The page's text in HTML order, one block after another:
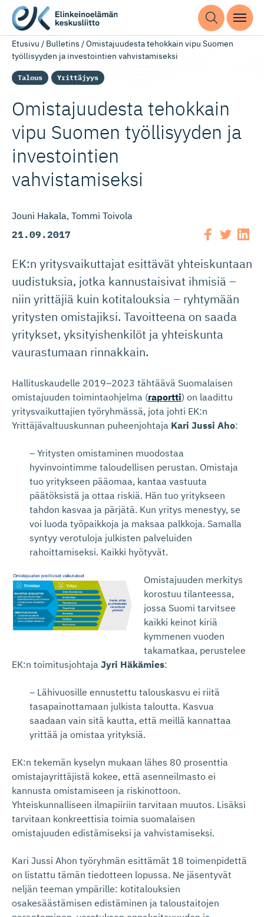
Etusivu / Bulletins /Omistajuudesta tehokkain vipu Suomen
työllisyyden ja investointien vahvistamiseksi
Talous Yrittäjyys
Omistajuudesta tehokkain
vipu Suomen työllisyyden ja
investointien
vahvistamiseksi
Jouni Hakala Tommi Toivola
21.09.2017
EK:n yritysvaikuttajat esittävät yhteiskuntaan
uudistuksia, jotka kannustaisivat ihmisiä –
niin yrittäjiä kuin kotitalouksia – ryhtymään
yritysten omistajiksi. Tavoitteena on saada
yritykset, yksityishenkilöt ja yhteiskunta
vaurastumaan rinnakkain.
Hallituskaudelle 2019–2023 tähtäävä Suomalaisen
omistajuuden toimintaohjelma (raportti) on laadittu
yritysvaikuttajien työryhmässä, jota johti EK:n
Yrittäjävaltuuskunnan puheenjohtaja Kari Jussi Aho:
– Yritysten omistaminen muodostaa
hyvinvointimme taloudellisen perustan. Omistaja
tuo yritykseen pääomaa, kantaa vastuuta
päätöksistä ja ottaa riskiä. Hän tuo yritykseen
tahdon kasvaa ja pärjätä. Kun yritys menestyy, se
voi luoda työpaikkoja ja maksaa palkkoja. Samalla
syntyy verotuloja julkisten palveluiden
rahoittamiseksi. Kaikki hyötyvät.
Omistajuuden merkitys
korostuu tilanteessa,
jossa Suomi tarvitsee
kaikki keinot kiriä
kymmenen vuoden
takamatkaa, perustelee
EK:n toimitusjohtaja Jyri Häkämies:
– Lähivuosille ennustettu talouskasvu ei riitä
tasapainottamaan julkista taloutta. Kasvua
saadaan vain sitä kautta, että meillä kannattaa
yrittää ja omistaa yrityksiä.
EK:n tekemän kyselyn mukaan lähes 80 prosenttia
omistajayrittäjistä kokee, että asenneilmasto ei
kannusta omistamiseen ja riskinottoon.
Yhteiskunnalliseen ilmapiiriin tarvitaan muutos. Lisäksi
tarvitaan konkreettisia toimia suomalaisen
omistajuuden edistämiseksi ja vahvistamiseksi.
Kari Jussi Ahon työryhmän esittämät 18 toimenpidettä
on listattu tämän tiedotteen lopussa. Ne jäsentyvät
neljän teeman ympärille: kotitalouksien
osakesäästämisen edistäminen ja taloustaitojen